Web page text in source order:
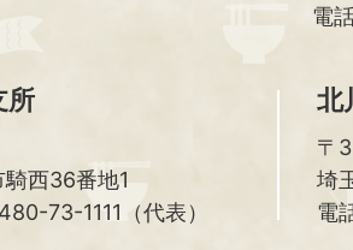
電
所
西36番地1
73-1111（代表）
北
〒
埼
電